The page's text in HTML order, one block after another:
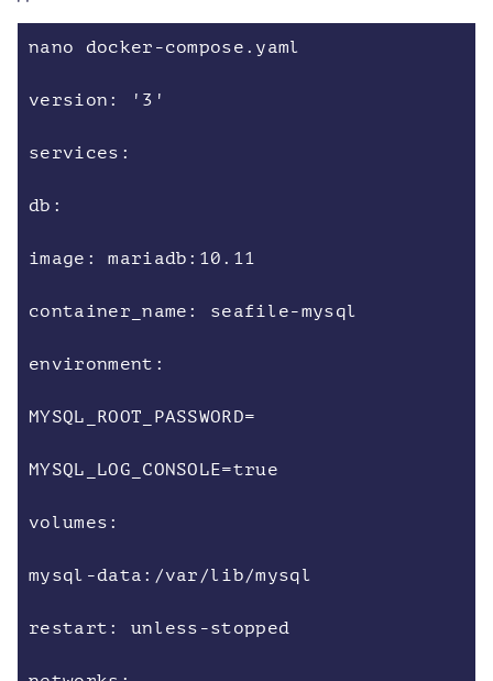
nano docker-compose.yaml
version: '3'
services:
db:
image: mariadb:10.11
container_name: seafile-mysql
environment:
MYSQL_ROOT_PASSWORD=
MYSQL_LOG_CONSOLE=true
volumes:
mysql-data:/var/lib/mysql
restart: unless-stopped